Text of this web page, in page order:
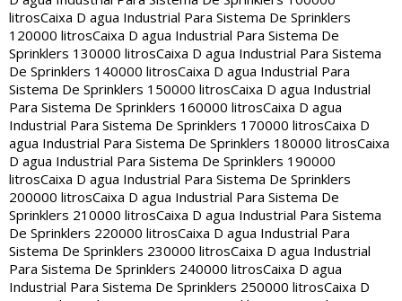
litrosCaixa D agua Industrial Para Sistema De Sprinklers
120000 litrosCaixa D agua Industrial Para Sistema De
Sprinklers 130000 litrosCaixa D agua Industrial Para Sistema
De Sprinklers 140000 litrosCaixa D agua Industrial Para
Sistema De Sprinklers 150000 litrosCaixa D agua Industrial
Para Sistema De Sprinklers 160000 litrosCaixa D agua
Industrial Para Sistema De Sprinklers 170000 litrosCaixa D
agua Industrial Para Sistema De Sprinklers 180000 litrosCaixa
D agua Industrial Para Sistema De Sprinklers 190000
litrosCaixa D agua Industrial Para Sistema De Sprinklers
200000 litrosCaixa D agua Industrial Para Sistema De
Sprinklers 210000 litrosCaixa D agua Industrial Para Sistema
De Sprinklers 220000 litrosCaixa D agua Industrial Para
Sistema De Sprinklers 230000 litrosCaixa D agua Industrial
Para Sistema De Sprinklers 240000 litrosCaixa D agua
Industrial Para Sistema De Sprinklers 250000 litrosCaixa D